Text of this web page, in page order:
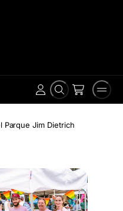
Buscar
en
Cuenta
Parque Jim Dietrich